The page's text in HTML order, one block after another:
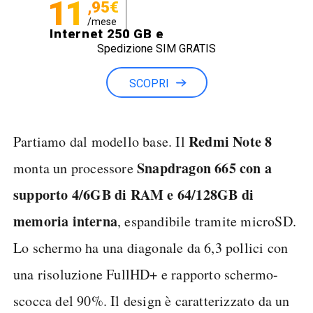
11 ,95€
/mese
Internet 250 GB e
Minuti illimitati
Spedizione SIM GRATIS
SCOPRI
Partiamo dal modello base. Il Redmi Note 8
monta un processoreSnapdragon 665 con a
supporto 4/6GB di RAM e 64/128GB di
memoria interna, espandibile tramite microSD.
Lo schermo ha una diagonale da 6,3 pollici con
una risoluzione FullHD+ e rapporto schermo-
scocca del 90%. Il design è caratterizzato da un